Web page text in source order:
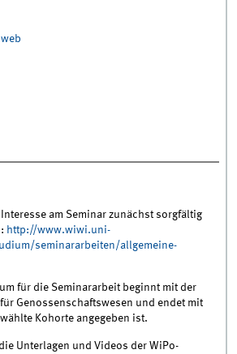
am Seminar zunächst sorgfältig
http://www.wiwi.uni-
seminararbeiten/allgemeine-
für die Seminararbeit beginnt mit der
Genossenschaftswesen und endet mit
Kohorte angegeben ist.
Unterlagen und Videos der WiPo-